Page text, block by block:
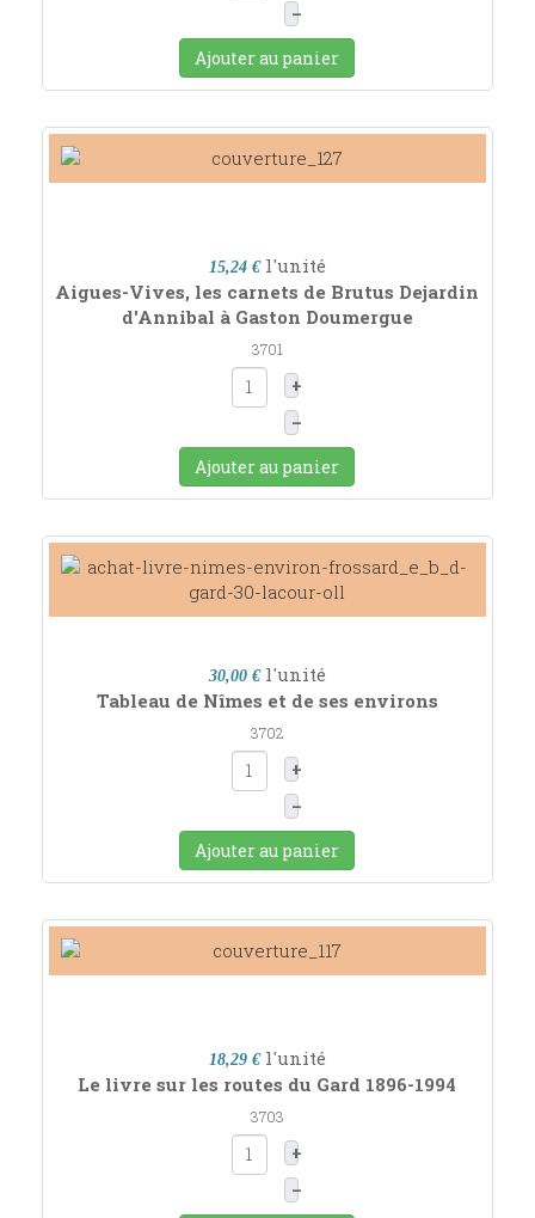
–
Ajouter au panier
15,24 € l'unité
Aigues-Vives, les carnets de Brutus Dejardin
d'Annibal à Gaston Doumergue
3701
+
–
Ajouter au panier
30,00 € l'unité
Tableau de Nîmes et de ses environs
3702
+
–
Ajouter au panier
18,29 € l'unité
Le livre sur les routes du Gard 1896-1994
3703
+
–